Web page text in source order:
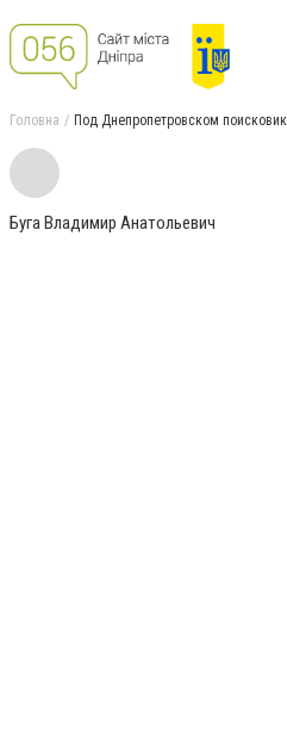
Головна Под Днепропетровском
Буга Владимир Анатольевич